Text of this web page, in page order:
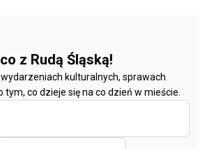
z Rudą Śląską!
kulturalnych, sprawach
co dzieje się na co dzień w mieście.